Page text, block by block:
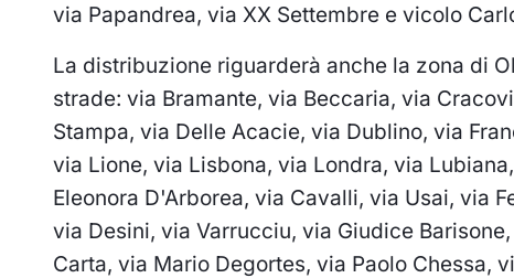
via Papandrea, via XX Settembre e vicolo
La distribuzione riguarderà anche la zona di
strade: via Bramante, via Beccaria, via
Stampa, via Delle Acacie, via Dublino, via
via Lione, via Lisbona, via Londra, via
Eleonora D'Arborea, via Cavalli, via Usai, via
via Desini, via Varrucciu, via Giudice
Carta, via Mario Degortes, via Paolo Chessa,